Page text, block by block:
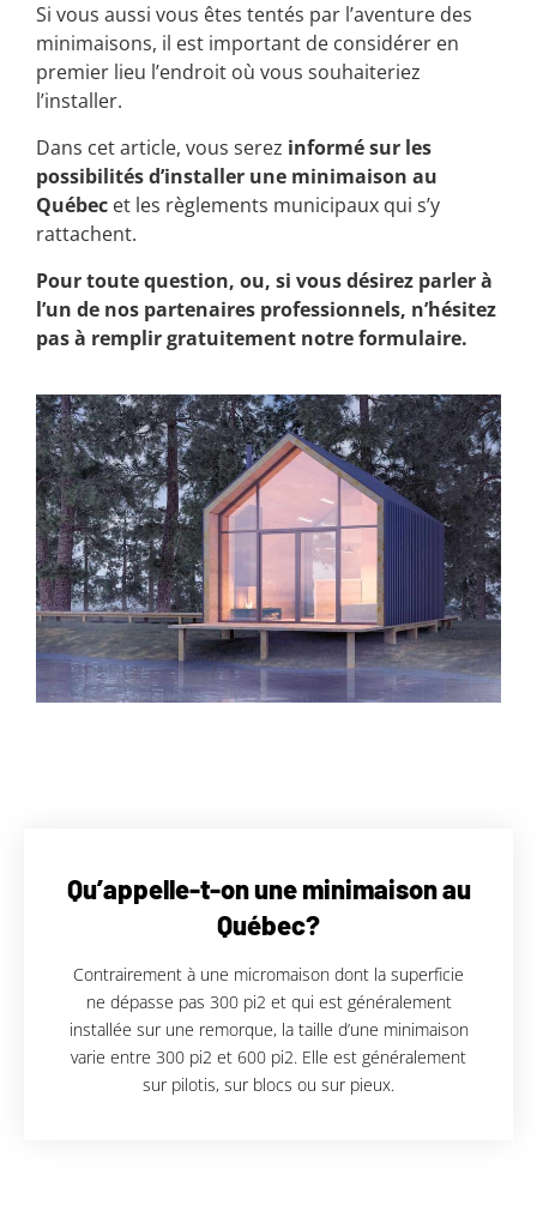
Si vous aussi vous êtes tentés par l’aventure des
minimaisons, il est important de considérer en
premier lieu l’endroit où vous souhaiteriez
l’installer.
Dans cet article, vous serez informé sur les
possibilités d’installer une minimaison au
Québec et les règlements municipaux qui s’y
rattachent.
Pour toute question, ou, si vous désirez parler à
l’un de nos partenaires professionnels, n’hésitez
pas à remplir gratuitement notre formulaire.
Qu’appelle-t-on une minimaison au
Québec?
Contrairement à une micromaison dont la superficie
ne dépasse pas 300 pi2 et qui est généralement
installée sur une remorque, la taille d’une minimaison
varie entre 300 pi2 et 600 pi2. Elle est généralement
sur pilotis, sur blocs ou sur pieux.